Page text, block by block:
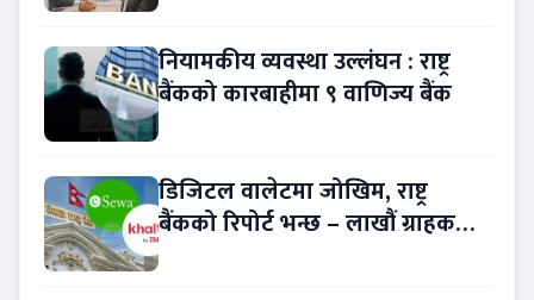
नियामकीय व्यवस्था उल्लंघन : राष्ट्र
बैंकको कारबाहीमा ९ वाणिज्य बैंक
डिजिटल वालेटमा जोखिम, राष्ट्र
बैंकको रिपोर्ट भन्छ – लाखौं ग्राहकको